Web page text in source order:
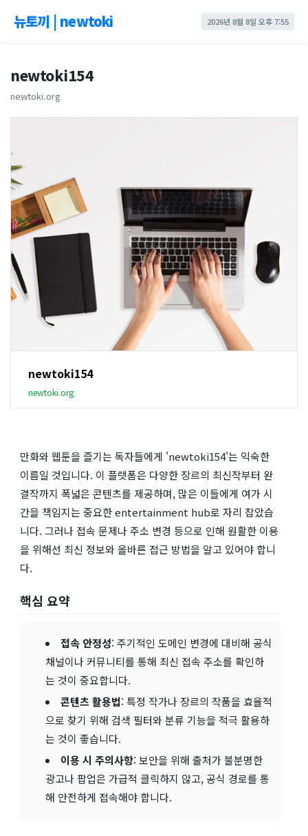
뉴토끼 | newtoki 2026년 8월 8일 오후 7:55
newtoki154
newtoki.org
newtoki154
newtoki.org
만화와 웹툰을 즐기는 독자들에게 'newtoki154'는 익숙한
이름일 것입니다. 이 플랫폼은 다양한 장르의 최신작부터 완
결작까지 폭넓은 콘텐츠를 제공하며, 많은 이들에게 여가 시
간을 책임지는 중요한 entertainment hub로 자리 잡았습
니다. 그러나 접속 문제나 주소 변경 등으로 인해 원활한 이용
을 위해선 최신 정보와 올바른 접근 방법을 알고 있어야 합니
다.
핵심 요약
접속 안정성: 주기적인 도메인 변경에 대비해 공식
채널이나 커뮤니티를 통해 최신 접속 주소를 확인하
는 것이 중요합니다.
콘텐츠 활용법: 특정 작가나 장르의 작품을 효율적
으로 찾기 위해 검색 필터와 분류 기능을 적극 활용하
는 것이 좋습니다.
이용 시 주의사항: 보안을 위해 출처가 불분명한
광고나 팝업은 가급적 클릭하지 않고, 공식 경로를 통
해 안전하게 접속해야 합니다.